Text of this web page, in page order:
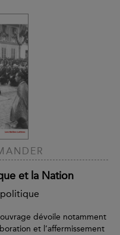
et la Nation
dévoile notamment
et l’affermissement